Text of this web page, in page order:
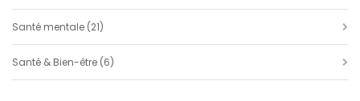
Santé mentale (21)
Santé & Bien-être (6)